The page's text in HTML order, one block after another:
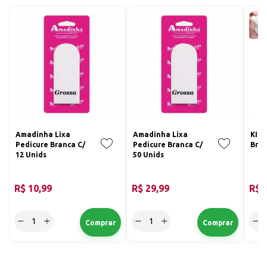
Amadinha Lixa
Pedicure Branca C/
12 Unids
R$ 10,99
Amadinha Lixa
Pedicure Branca C/
50 Unids
R$ 29,99
KIT
R$